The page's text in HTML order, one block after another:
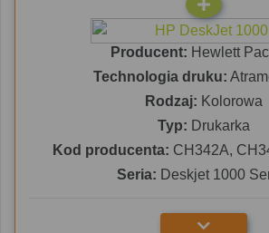
Producent: Hewlett
Technologia druku:
Rodzaj: Kolorowa
Typ: Drukarka
Kod producenta: CH342A,
Seria: Deskjet 1000